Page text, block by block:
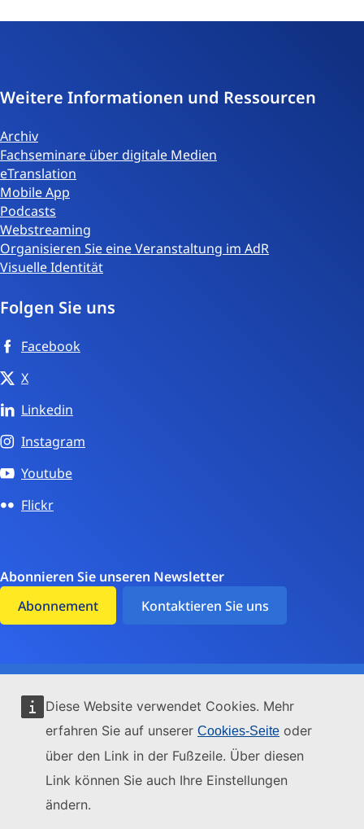
Diese Website verwendet Cookies. Mehr
erfahren Sie auf unserer Cookies-Seite oder
über den Link in der Fußzeile. Über diesen
Link können Sie auch Ihre Einstellungen
ändern.
Weitere Informationen und Ressourcen
Archiv
Fachseminare über digitale Medien
eTranslation
Mobile App
Podcasts
Webstreaming
Organisieren Sie eine Veranstaltung im AdR
Visuelle Identität
Folgen Sie uns
Facebook
X
Linkedin
Instagram
Youtube
Flickr
Abonnieren Sie unseren Newsletter
Abonnement
Kontaktieren Sie uns
Cookies
Datenschutz
Umwelt
Rechtlicher Hinweis